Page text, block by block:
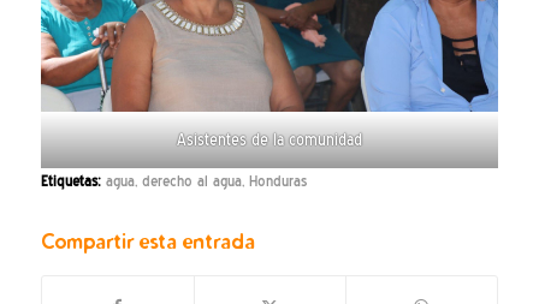
Asistentes de la comunidad
Etiquetas: agua, derecho al agua, Honduras
Compartir esta entrada